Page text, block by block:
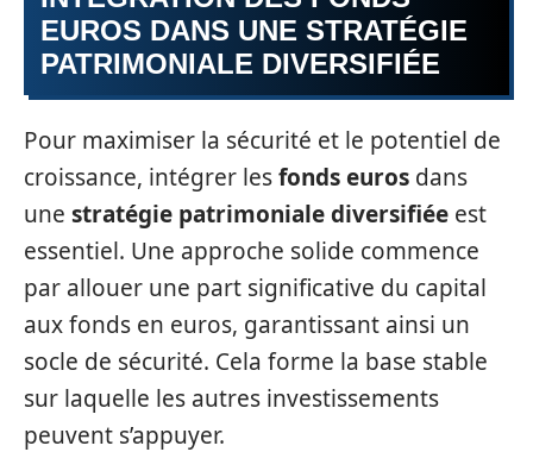
EUROS DANS UNE STRATÉGIE
PATRIMONIALE DIVERSIFIÉE
Pour maximiser la sécurité et le potentiel de
croissance, intégrer lesfonds euros dans
une stratégie patrimoniale diversifiée est
essentiel. Une approche solide commence
par allouer une part significative du capital
aux fonds en euros, garantissant ainsi un
socle de sécurité. Cela forme la base stable
sur laquelle les autres investissements
peuvent s’appuyer.